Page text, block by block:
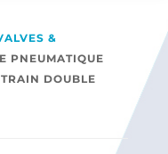
&
PNEUMATIQUE
DOUBLE